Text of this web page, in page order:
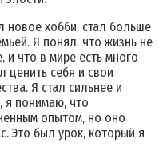
новое хобби‚ стал больше
Я понял‚ что жизнь не
и что в мире есть много
ценить себя и свои
Я стал сильнее и
я понимаю‚ что
опытом‚ но оно
Это был урок‚ который я